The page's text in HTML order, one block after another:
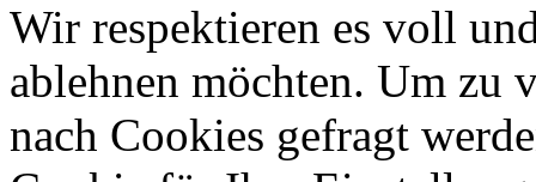
Wir respektieren es voll
ablehnen möchten. Um zu
nach Cookies gefragt